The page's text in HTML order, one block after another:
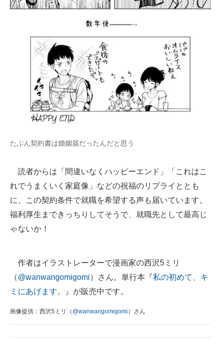
たぶん契約書は婚姻届だったんだと思う
読者からは「間違いなくハッピーエンド」「これはこ
れでうまくいく家庭像」などの祝福のリプライととも
に、この契約条件で就職を希望する声も届いています。
福利厚生まできっちりしてそうで、就職先として最高じ
ゃないか！
作者はイラストレーターで漫画家の西沢5ミリ
（@wanwangomigomi）さん。単行本『私の初めて、キ
ミにあげます。
』が販売中です。
画像提供：西沢5ミリ（ @wanwangomigomi ）さん